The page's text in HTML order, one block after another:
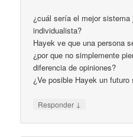
¿cuál sería el mejor
individualista?
Hayek ve que una persona
¿por que no simplemente
diferencia de opiniones?
¿Ve posible Hayek un
Responder ↓